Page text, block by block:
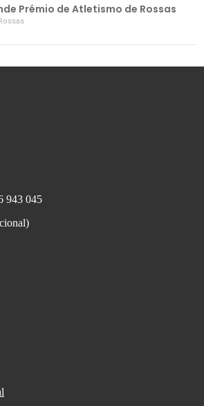
Prémio de Atletismo de Rossas
943 045